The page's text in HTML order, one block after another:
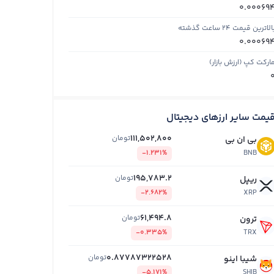
0.000694
قیمت ۲۴ ساعت گذشته
0.000694
مارکت کپ (ارزش بازار)
0
قیمت سایر ارزهای دیجیتال
بی ان بی
BNB
111,502,800تومان
-1.231%
ریپل
XRP
195,783.2تومان
-2.682%
ترون
TRX
61,494.8تومان
-0.335%
شیبا اینو 0.87787322528تومان